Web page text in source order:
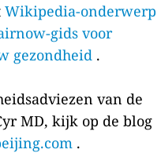
Wikipedia-onderwerp
gids voor
gezondheid .
van de
MD, kijk op de blog
.